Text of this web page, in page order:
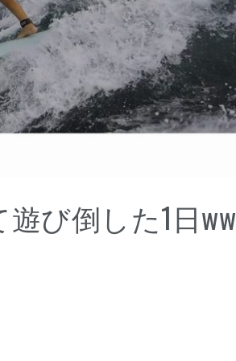
び倒した1日ww